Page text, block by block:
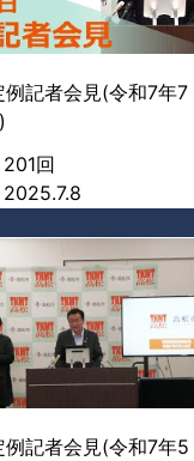
例記者会見(令和7年7
回
例記者会見(令和7年5